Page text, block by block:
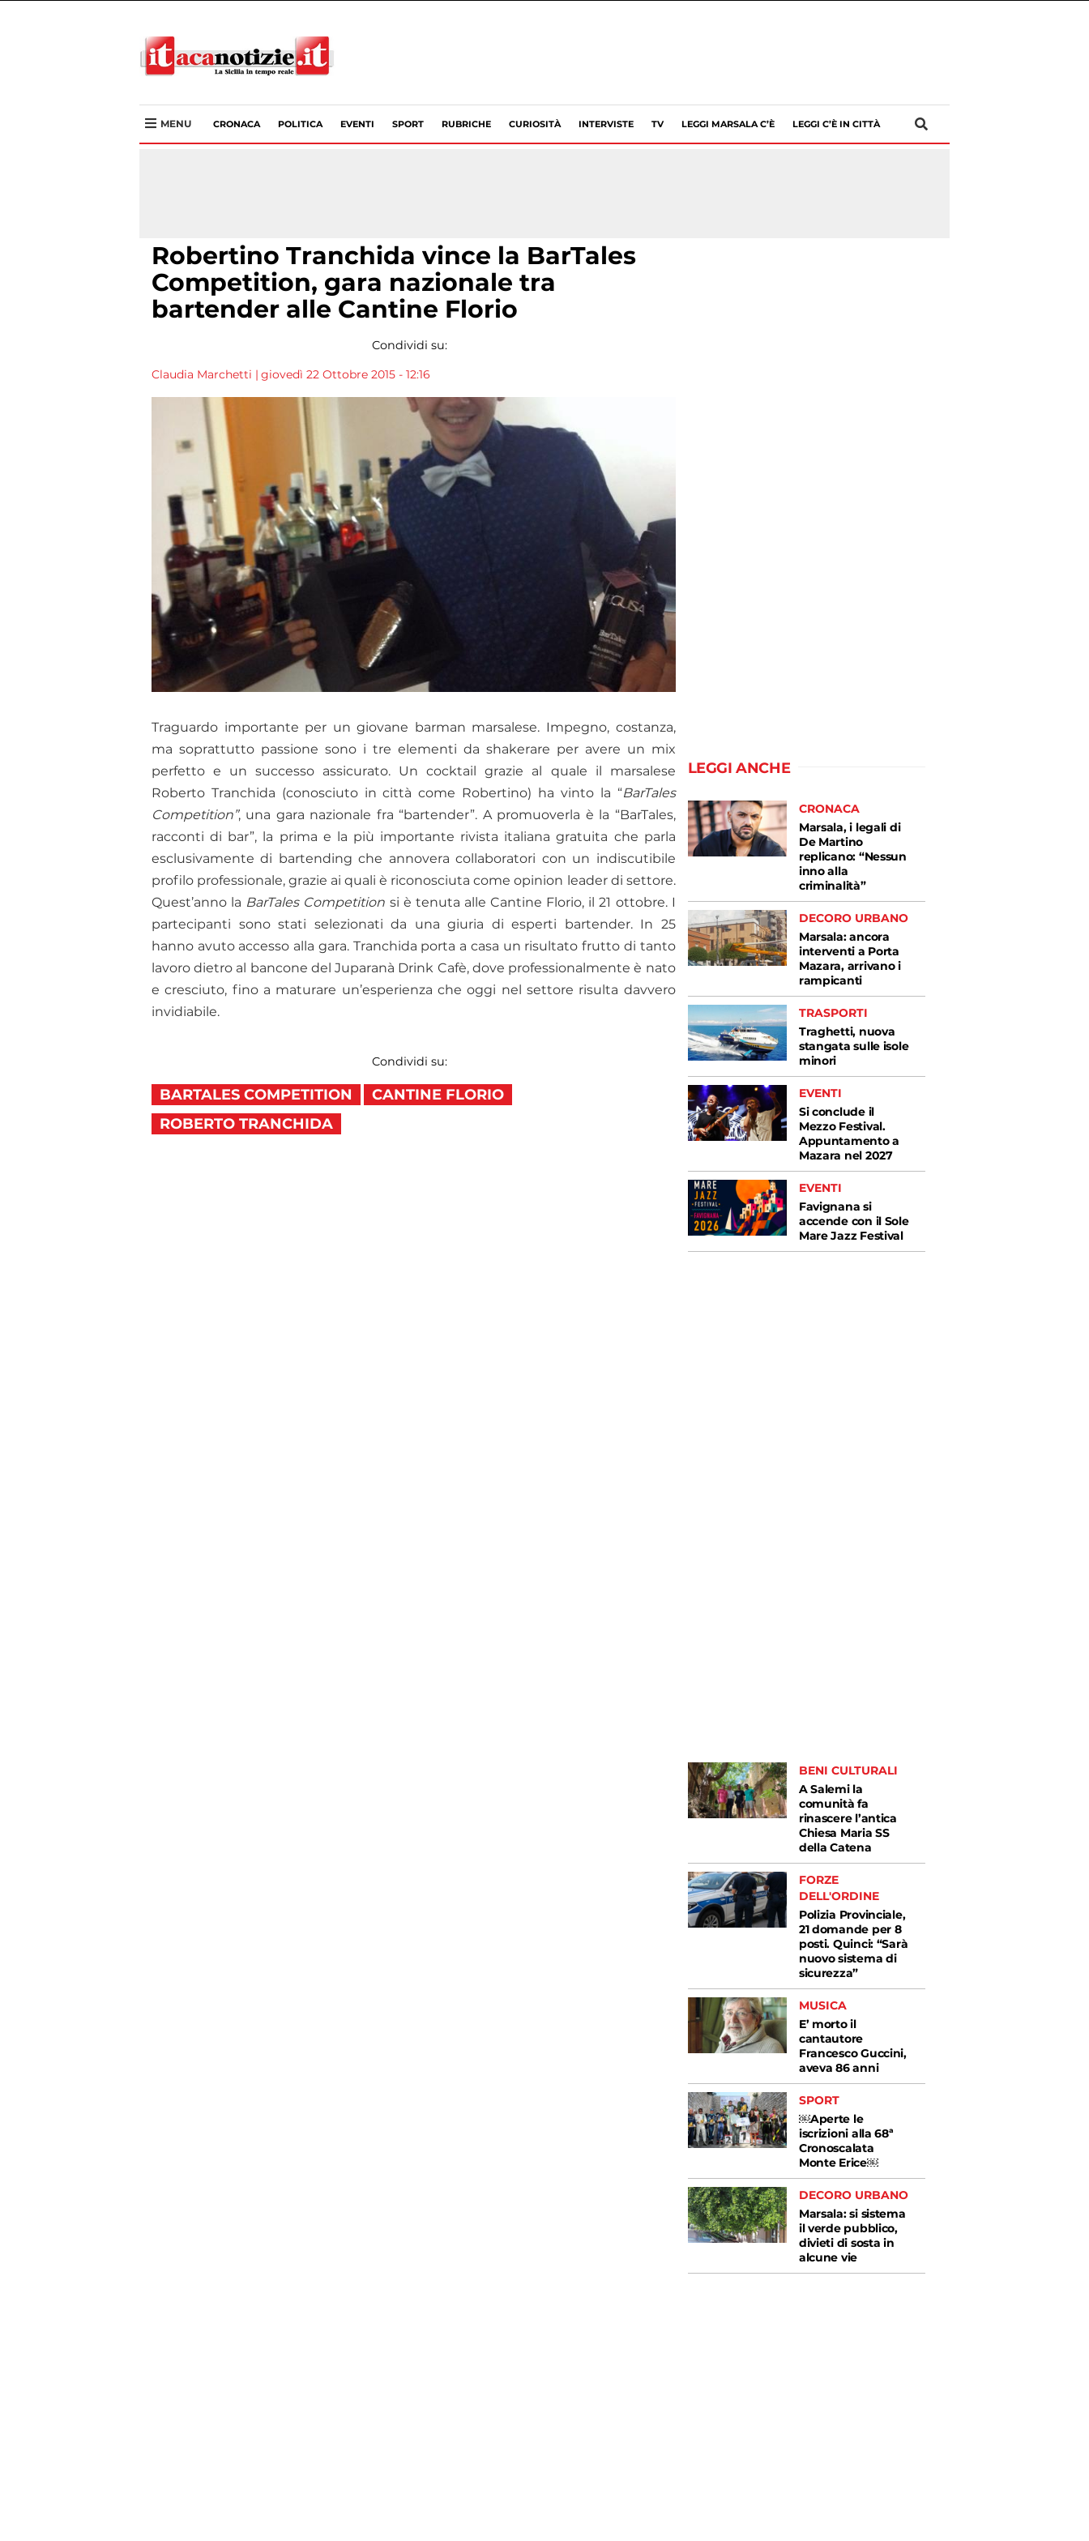
MENU CRONACA POLITICA EVENTI SPORT RUBRICHE CURIOSITÀ INTERVISTE TV LEGGI MARSALA C’È LEGGI C’È IN CITTÀ
Robertino Tranchida vince la BarTales
Competition, gara nazionale tra
bartender alle Cantine Florio
Condividi su:
Claudia Marchetti | giovedì 22 Ottobre 2015 - 12:16
Traguardo importante per un giovane barman marsalese. Impegno, costanza,
ma soprattutto passione sono i tre elementi da shakerare per avere un mix
perfetto e un successo assicurato. Un cocktail grazie al quale il marsalese
Roberto Tranchida (conosciuto in città come Robertino) ha vinto la “BarTales
Competition”, una gara nazionale fra “bartender”. A promuoverla è la “BarTales,
racconti di bar”, la prima e la più importante rivista italiana gratuita che parla
esclusivamente di bartending che annovera collaboratori con un indiscutibile
profilo professionale, grazie ai quali è riconosciuta come opinion leader di settore.
Quest’anno la BarTales Competition si è tenuta alle Cantine Florio, il 21 ottobre. I
partecipanti sono stati selezionati da una giuria di esperti bartender. In 25
hanno avuto accesso alla gara. Tranchida porta a casa un risultato frutto di tanto
lavoro dietro al bancone del Juparanà Drink Cafè, dove professionalmente è nato
e cresciuto, fino a maturare un’esperienza che oggi nel settore risulta davvero
invidiabile.
Condividi su:
BARTALES COMPETITION
CANTINE FLORIO
ROBERTO TRANCHIDA
LEGGI ANCHE
CRONACA
Marsala, i legali di
De Martino
replicano: “Nessun
inno alla
criminalità”
DECORO URBANO
Marsala: ancora
interventi a Porta
Mazara, arrivano i
rampicanti
TRASPORTI
Traghetti, nuova
stangata sulle isole
minori
EVENTI
Si conclude il
Mezzo Festival.
Appuntamento a
Mazara nel 2027
EVENTI
Favignana si
accende con il Sole
Mare Jazz Festival
BENI CULTURALI
A Salemi la
comunità fa
rinascere l’antica
Chiesa Maria SS
della Catena
FORZE
DELL'ORDINE
Polizia Provinciale,
21 domande per 8
posti. Quinci: “Sarà
nuovo sistema di
sicurezza”
MUSICA
E’ morto il
cantautore
Francesco Guccini,
aveva 86 anni
SPORT
￼Aperte le
iscrizioni alla 68ª
Cronoscalata
Monte Erice￼
DECORO URBANO
Marsala: si sistema
il verde pubblico,
divieti di sosta in
alcune vie